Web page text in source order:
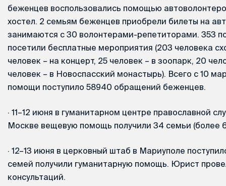
беженцев воспользовались помощью
хостел. 2 семьям беженцев приобрели билеты на
занимаются с 30 волонтерами-репетиторами. 353
посетили бесплатные мероприятия (203 человека
человек – на концерт, 25 человек – в зоопарк, 20
человек – в Новоспасский монастырь). Всего с 10
помощи поступило 58940 обращений беженцев.
· 11–12 июня в гуманитарном центре православной
Москве вещевую помощь получили 34 семьи (более
· 12–13 июня в церковный штаб в Мариуполе
семей получили гуманитарную помощь. Юрист
консультаций.